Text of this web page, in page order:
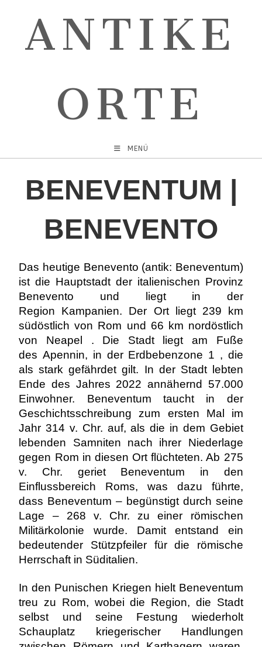
ANTIKE
ORTE
MENÜ
BENEVENTUM |
BENEVENTO
Das heutige Benevento (antik: Beneventum)
ist die Hauptstadt der italienischen Provinz
Benevento und liegt in der
Region Kampanien. Der Ort liegt 239 km
südöstlich von Rom und 66 km nordöstlich
von Neapel . Die Stadt liegt am Fuße
des Apennin, in der Erdbebenzone 1 , die
als stark gefährdet gilt. In der Stadt lebten
Ende des Jahres 2022 annähernd 57.000
Einwohner. Beneventum taucht in der
Geschichtsschreibung zum ersten Mal im
Jahr 314 v. Chr. auf, als die in dem Gebiet
lebenden Samniten nach ihrer Niederlage
gegen Rom in diesen Ort flüchteten. Ab 275
v. Chr. geriet Beneventum in den
Einflussbereich Roms, was dazu führte,
dass Beneventum – begünstigt durch seine
Lage – 268 v. Chr. zu einer römischen
Militärkolonie wurde. Damit entstand ein
bedeutender Stützpfeiler für die römische
Herrschaft in Süditalien.
In den Punischen Kriegen hielt Beneventum
treu zu Rom, wobei die Region, die Stadt
selbst und seine Festung wiederholt
Schauplatz kriegerischer Handlungen